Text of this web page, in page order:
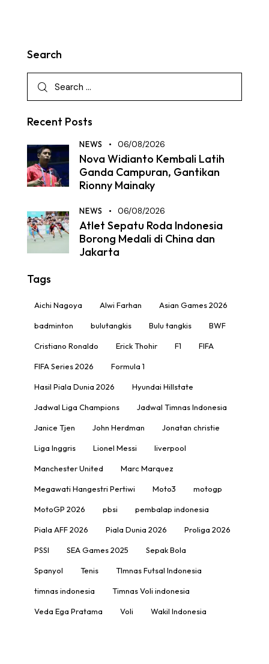
Search
Recent Posts
NEWS 06/08/2026
Nova Widianto Kembali Latih
Ganda Campuran, Gantikan
Rionny Mainaky
NEWS 06/08/2026
Atlet Sepatu Roda Indonesia
Borong Medali di China dan
Jakarta
Tags
Aichi Nagoya Alwi Farhan Asian Games 2026
badminton bulutangkis Bulu tangkis BWF
Cristiano Ronaldo Erick Thohir F1 FIFA
FIFA Series 2026 Formula 1
Hasil Piala Dunia 2026 Hyundai Hillstate
Jadwal Liga Champions Jadwal Timnas Indonesia
Janice Tjen John Herdman Jonatan christie
Liga Inggris Lionel Messi liverpool
Manchester United Marc Marquez
Megawati Hangestri Pertiwi Moto3 motogp
MotoGP 2026 pbsi pembalap indonesia
Piala AFF 2026 Piala Dunia 2026 Proliga 2026
PSSI SEA Games 2025 Sepak Bola
Spanyol Tenis TImnas Futsal Indonesia
timnas indonesia Timnas Voli indonesia
Veda Ega Pratama Voli Wakil Indonesia